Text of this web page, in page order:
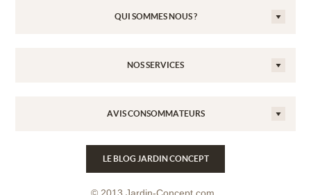
QUI SOMMES NOUS ?
NOS SERVICES
AVIS CONSOMMATEURS
LE BLOG JARDIN CONCEPT